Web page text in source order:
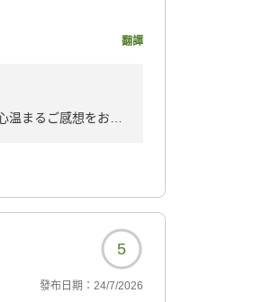
翻譯
まるご感想をお寄
を頂戴し、スタッフ
満足いただけたご様
5
發布日期： 24/7/2026